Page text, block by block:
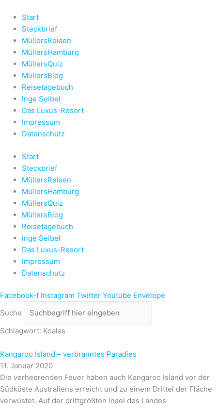
Inhalt
springen
Start
Steckbrief
MüllersReisen
MüllersHamburg
MüllersQuiz
MüllersBlog
Reisetagebuch
Inge Seibel
Das Luxus-Resort
Impressum
Datenschutz
Start
Steckbrief
MüllersReisen
MüllersHamburg
MüllersQuiz
MüllersBlog
Reisetagebuch
Inge Seibel
Das Luxus-Resort
Impressum
Datenschutz
Facebook-f Instagram Twitter Youtube Envelope
Suche
Schlagwort: Koalas
Kangaroo Island – verbranntes Paradies
11. Januar 2020
Die verheerenden Feuer haben auch Kangaroo Island vor der
Südküste Australiens erreicht und zu einem Drittel der Fläche
verwüstet. Auf der drittgrößten Insel des Landes